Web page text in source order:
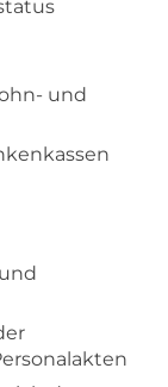
und